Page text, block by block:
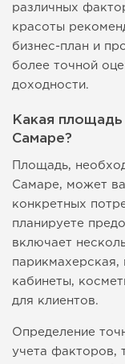
различных
красоты
бизнес-план и
более точной
доходности.
Какая
Самаре?
Площадь,
Самаре, может
конкретных
планируете
включает
кабинеты,
для клиентов.
Определение
учета факторов,